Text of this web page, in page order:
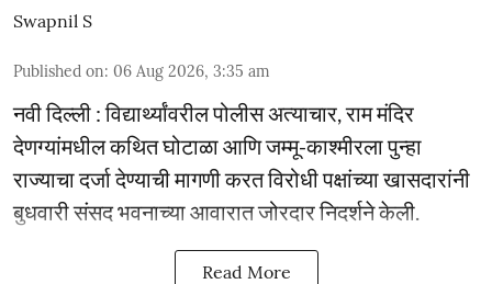
Swapnil S
Published on: 06 Aug 2026, 3:35 am
नवी दिल्ली : विद्यार्थ्यांवरील पोलीस अत्याचार, राम मंदिर
देणग्यांमधील कथित घोटाळा आणि जम्मू-काश्मीरला पुन्हा
राज्याचा दर्जा देण्याची मागणी करत विरोधी पक्षांच्या खासदारांनी
बुधवारी संसद भवनाच्या आवारात जोरदार निदर्शने केली.
Read More